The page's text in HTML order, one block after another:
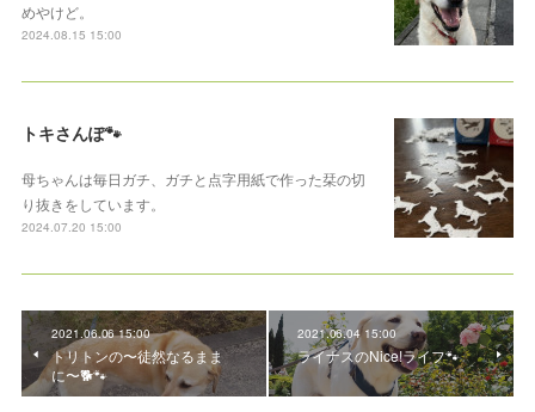
めやけど。
2024.08.15 15:00
トキさんぽ🐾
母ちゃんは毎日ガチ、ガチと点字用紙で作った栞の切
り抜きをしています。
2024.07.20 15:00
2021.06.06 15:00
トリトンの〜徒然なるまま
に〜🐕🐾
2021.06.04 15:00
ライナスのNice!ライフ🐾